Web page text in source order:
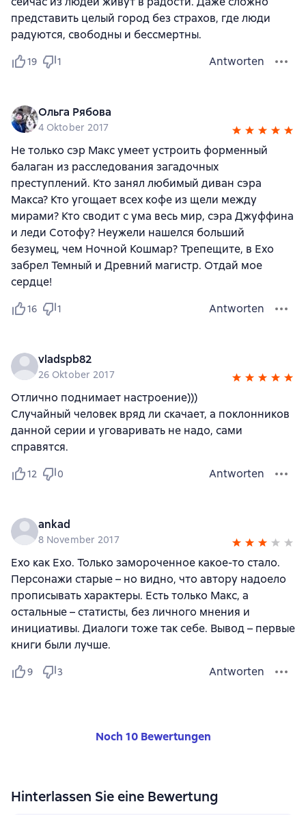
представить целый город без страхов, где люди
радуются, свободны и бессмертны.
19 1 Antworten
Ольга Рябова
4 Oktober 2017
Не только сэр Макс умеет устроить форменный
балаган из расследования загадочных
преступлений. Кто занял любимый диван сэра
Макса? Кто угощает всех кофе из щели между
мирами? Кто сводит с ума весь мир, сэра Джуффина
и леди Сотофу? Неужели нашелся больший
безумец, чем Ночной Кошмар? Трепещите, в Ехо
забрел Темный и Древний магистр. Отдай мое
сердце!
16 1 Antworten
vladspb82
26 Oktober 2017
Отлично поднимает настроение)))
Случайный человек вряд ли скачает, а поклонников
данной серии и уговаривать не надо, сами
справятся.
12 0 Antworten
ankad
8 November 2017
Ехо как Ехо. Только замороченное какое-то стало.
Персонажи старые – но видно, что автору надоело
прописывать характеры. Есть только Макс, а
остальные – статисты, без личного мнения и
инициативы. Диалоги тоже так себе. Вывод – первые
книги были лучше.
9 3 Antworten
Noch 10 Bewertungen
Hinterlassen Sie eine Bewertung